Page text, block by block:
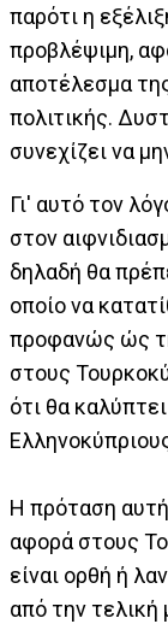
παρότι η
προβλέψιμη,
αποτέλεσμα
πολιτικής.
συνεχίζει να
Γι' αυτό τον
στον
δηλαδή θα
οποίο να
προφανώς ώς
στους
ότι θα
Η πρόταση
αφορά στους
είναι ορθή ή
από την